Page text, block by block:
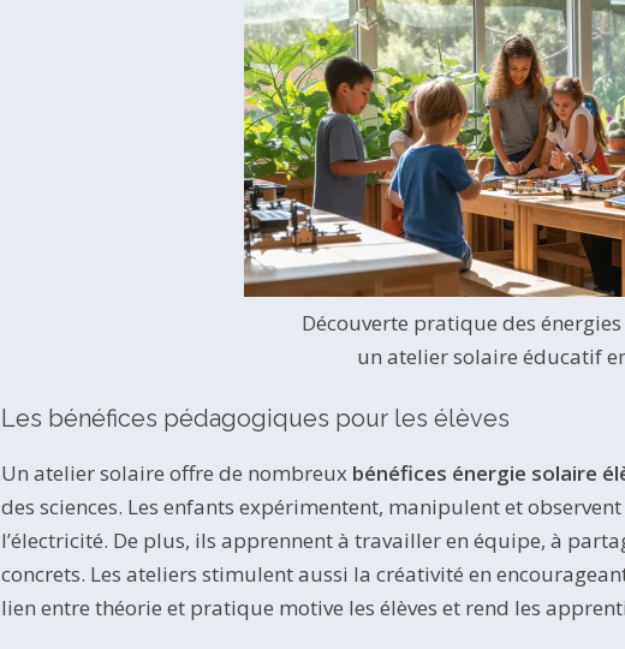
Découverte pratique des
un atelier solaire éducatif
Les bénéfices pédagogiques pour les élèves
Un atelier solaire offre de nombreux bénéfices énergie solaire
des sciences. Les enfants expérimentent, manipulent et
l’électricité. De plus, ils apprennent à travailler en équipe, à
concrets. Les ateliers stimulent aussi la créativité en
lien entre théorie et pratique motive les élèves et rend les